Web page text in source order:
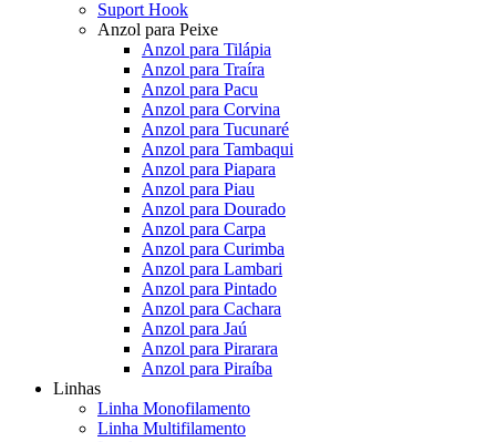
Suport Hook
Anzol para Peixe
Anzol para Tilápia
Anzol para Traíra
Anzol para Pacu
Anzol para Corvina
Anzol para Tucunaré
Anzol para Tambaqui
Anzol para Piapara
Anzol para Piau
Anzol para Dourado
Anzol para Carpa
Anzol para Curimba
Anzol para Lambari
Anzol para Pintado
Anzol para Cachara
Anzol para Jaú
Anzol para Pirarara
Anzol para Piraíba
Linhas
Linha Monofilamento
Linha Multifilamento